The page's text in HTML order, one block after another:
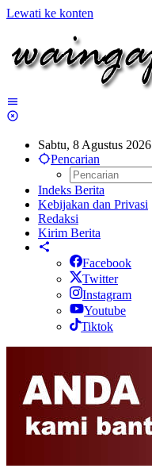
Lewati ke konten
Sabtu, 8 Agustus 2026
Pencarian
Indeks Berita
Kebijakan dan Privasi
Redaksi
Kirim Berita
Facebook
Twitter
Instagram
Youtube
Tiktok